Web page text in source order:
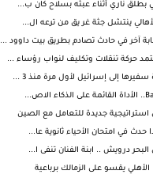
بطلق ناري أثناء عبثه بسلاح كان ب...
ينتشل جثة غر يق من ترعه ال...
آخر في حادث تصادم بطريق بيت داوود ...
حركة تنقلات وتكليف لنواب رؤساء ...
إلى إسرائيل لأول مرة منذ 3 ...
استراتيجية جديدة للتعامل مع الصين
حدث في امتحان الأحياء ثانوية عا...
درويش .. ابنة الفنان تنفى ا...
يقسو على الزمالك برباعية